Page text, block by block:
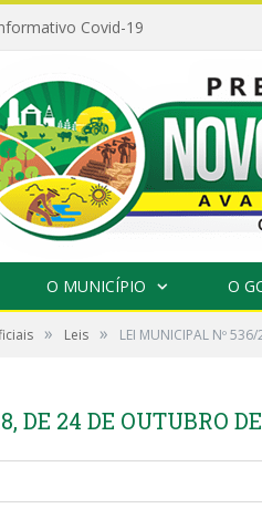
Covid-19
O MUNICÍPIO O
» Leis » LEI MUNICIPAL Nº
DE 24 DE OUTUBRO